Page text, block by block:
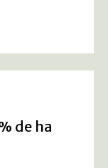
de ha